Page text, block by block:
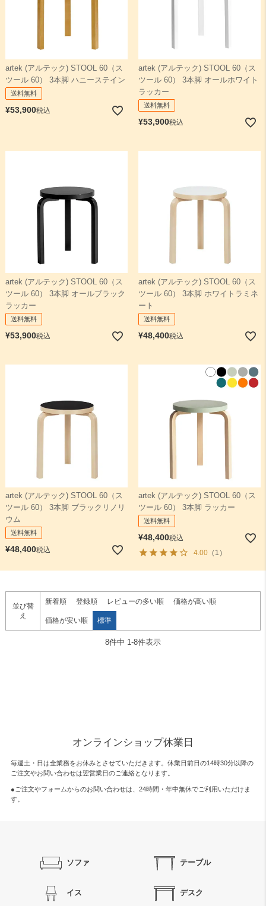
artek (アルテック) STOOL 60（ス
ツール 60） 3本脚 ハニーステイン
送料無料
¥53,900税込
artek (アルテック) STOOL 60（ス
ツール 60） 3本脚 オールホワイト
ラッカー
送料無料
¥53,900税込
artek (アルテック) STOOL 60（ス
ツール 60） 3本脚 オールブラック
ラッカー
送料無料
¥53,900税込
artek (アルテック) STOOL 60（ス
ツール 60） 3本脚 ホワイトラミネ
ート
送料無料
¥48,400税込
artek (アルテック) STOOL 60（ス
ツール 60） 3本脚 ブラックリノリ
ウム
送料無料
¥48,400税込
artek (アルテック) STOOL 60（ス
ツール 60） 3本脚 ラッカー
送料無料
¥48,400税込
4.00（1）
並び替
え
新着順 登録順 レビューの多い順 価格が高い順
価格が安い順 標準
8件中 1-8件表示
オンラインショップ休業日
毎週土・日は全業務をお休みとさせていただきます。休業日前日の14時30分以降の
ご注文やお問い合わせは翌営業日のご連絡となります。
●ご注文やフォームからのお問い合わせは、 24時間・年中無休でご利用いただけま
す。
ソファ テーブル
イス デスク